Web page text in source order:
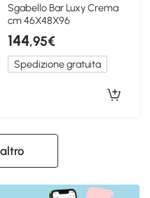
Sgabello Bar Luxy Crema
cm 46X48X96
144,95€
Spedizione gratuita